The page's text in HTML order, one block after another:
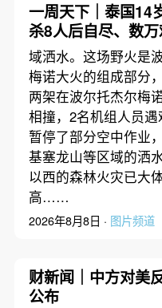
一周天下｜泰国14
杀8人后自尽、数
西班牙飞地休达
域洒水。这场野火是
梅诺大火的组成部分
两架在波尔托杰尔梅
相撞，2名机组人员遇
暂停了部分空中作业
基塞龙山等区域的洒
以西的森林火灾已大
高……
2026年8月8日 · 图片频道
财新闻｜中方对美
公布